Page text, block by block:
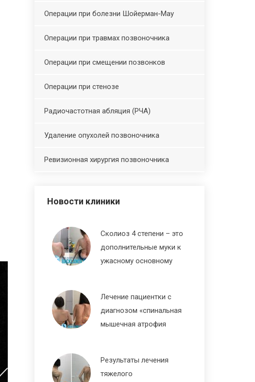
Операции при болезни Шойерман-Мау
Операции при травмах позвоночника
Операции при смещении позвонков
Операции при стенозе
Радиочастотная абляция (РЧА)
Удаление опухолей позвоночника
Ревизионная хирургия позвоночника
Новости клиники
Сколиоз 4 степени – это
дополнительные муки к
ужасному основному
Декабрь 30, 2019
Лечение пациентки с
диагнозом «спинальная
мышечная атрофия
Февраль 3, 2019
Результаты лечения
тяжелого